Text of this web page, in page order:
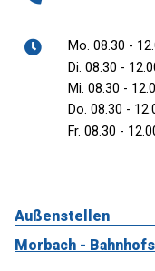
Mo. 08.30 -
Di. 08.30 -
Mi. 08.30 -
Do. 08.30 -
Fr. 08.30 -
Außenstellen
Morbach -